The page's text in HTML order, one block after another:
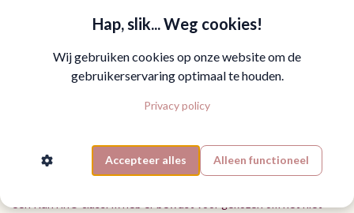
Deze online sessie is ontworpen om je te laten zakken — uit je
Van denken naar voelen. Van spanning naar expressie.
Alles wat je nodig hebt:
Je landt niet alleen in een sisterhood vanuit mij, maar ook in een
Hap, slik... Weg cookies!
Wij gebruiken cookies op onze website om de
gebruikerservaring optimaal te houden.
Privacy policy
Alleen functioneel
Accepteer alles